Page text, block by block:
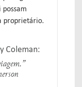
proprietário.
Coleman: